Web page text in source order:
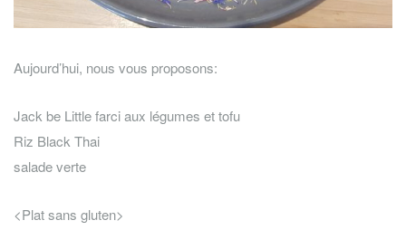
Aujourd’hui, nous vous proposons:
Jack be Little farci aux légumes et tofu
Riz Black Thai
salade verte
<Plat sans gluten>